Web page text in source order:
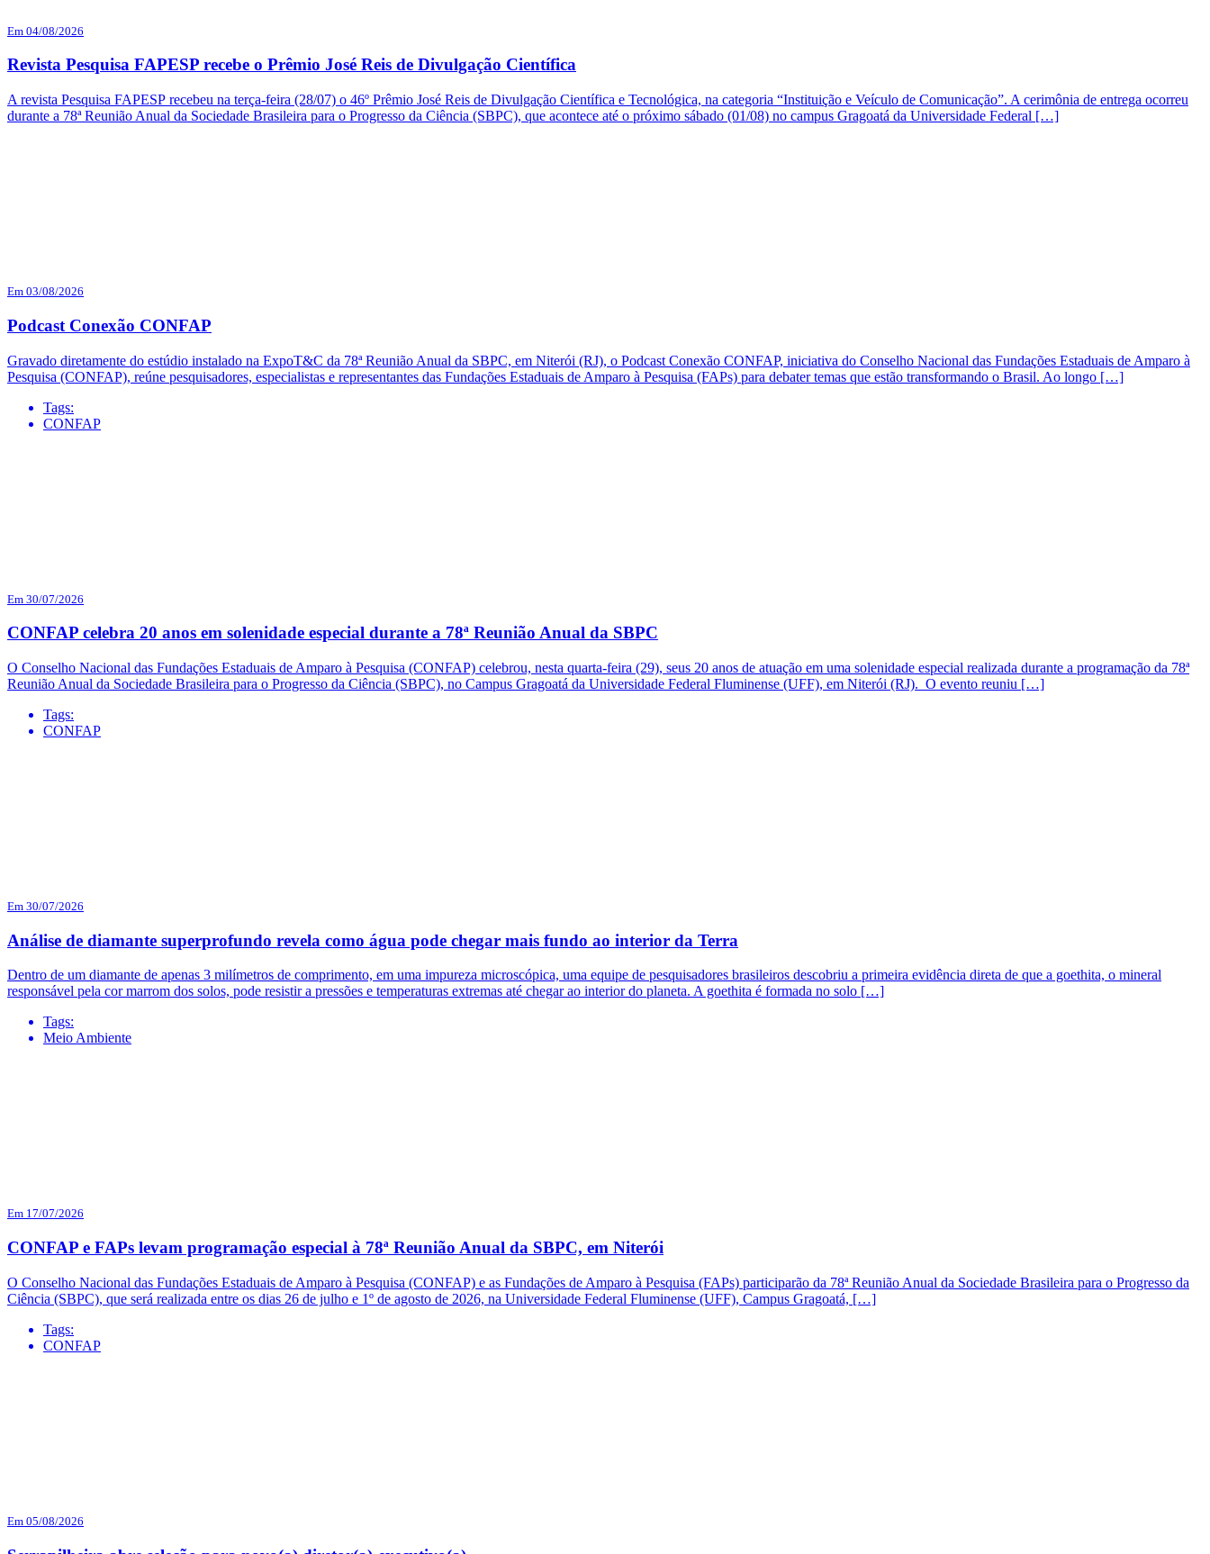
Em 04/08/2026
Revista Pesquisa FAPESP recebe o Prêmio José Reis de Divulgação Científica
A revista Pesquisa FAPESP recebeu na terça-feira (28/07) o 46º Prêmio José Reis de Divulgação Científica e Tecnológica, na categoria “Instituição e Veículo de Comunicação”. A cerimônia de entrega ocorreu
durante a 78ª Reunião Anual da Sociedade Brasileira para o Progresso da Ciência (SBPC), que acontece até o próximo sábado (01/08) no campus Gragoatá da Universidade Federal […]
Em 03/08/2026
Podcast Conexão CONFAP
Gravado diretamente do estúdio instalado na ExpoT&C da 78ª Reunião Anual da SBPC, em Niterói (RJ), o Podcast Conexão CONFAP, iniciativa do Conselho Nacional das Fundações Estaduais de Amparo à
Pesquisa (CONFAP), reúne pesquisadores, especialistas e representantes das Fundações Estaduais de Amparo à Pesquisa (FAPs) para debater temas que estão transformando o Brasil. Ao longo […]
Tags:
CONFAP
Em 30/07/2026
CONFAP celebra 20 anos em solenidade especial durante a 78ª Reunião Anual da SBPC
O Conselho Nacional das Fundações Estaduais de Amparo à Pesquisa (CONFAP) celebrou, nesta quarta-feira (29), seus 20 anos de atuação em uma solenidade especial realizada durante a programação da 78ª
Reunião Anual da Sociedade Brasileira para o Progresso da Ciência (SBPC), no Campus Gragoatá da Universidade Federal Fluminense (UFF), em Niterói (RJ). O evento reuniu […]
Tags:
CONFAP
Em 30/07/2026
Análise de diamante superprofundo revela como água pode chegar mais fundo ao interior da Terra
Dentro de um diamante de apenas 3 milímetros de comprimento, em uma impureza microscópica, uma equipe de pesquisadores brasileiros descobriu a primeira evidência direta de que a goethita, o mineral
responsável pela cor marrom dos solos, pode resistir a pressões e temperaturas extremas até chegar ao interior do planeta. A goethita é formada no solo […]
Tags:
Meio Ambiente
Em 17/07/2026
CONFAP e FAPs levam programação especial à 78ª Reunião Anual da SBPC, em Niterói
O Conselho Nacional das Fundações Estaduais de Amparo à Pesquisa (CONFAP) e as Fundações de Amparo à Pesquisa (FAPs) participarão da 78ª Reunião Anual da Sociedade Brasileira para o Progresso da
Ciência (SBPC), que será realizada entre os dias 26 de julho e 1º de agosto de 2026, na Universidade Federal Fluminense (UFF), Campus Gragoatá, […]
Tags:
CONFAP
Em 05/08/2026